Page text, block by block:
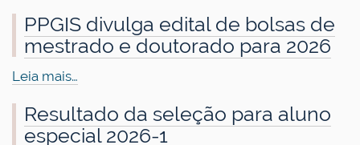
PPGIS divulga edital de bolsas de
mestrado e doutorado para 2026
Leia mais…
Resultado da seleção para aluno
especial 2026-1